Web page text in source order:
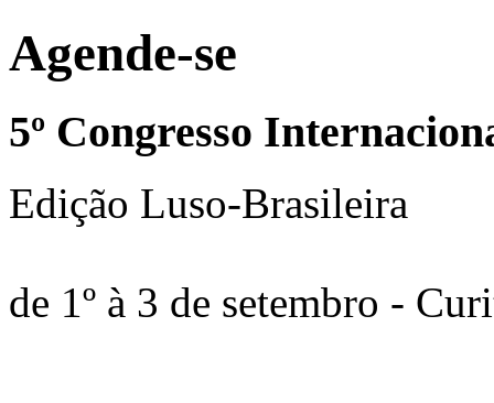
Agende-se
5º Congresso
Edição Luso-Brasileira
de 1º à 3 de setembro -